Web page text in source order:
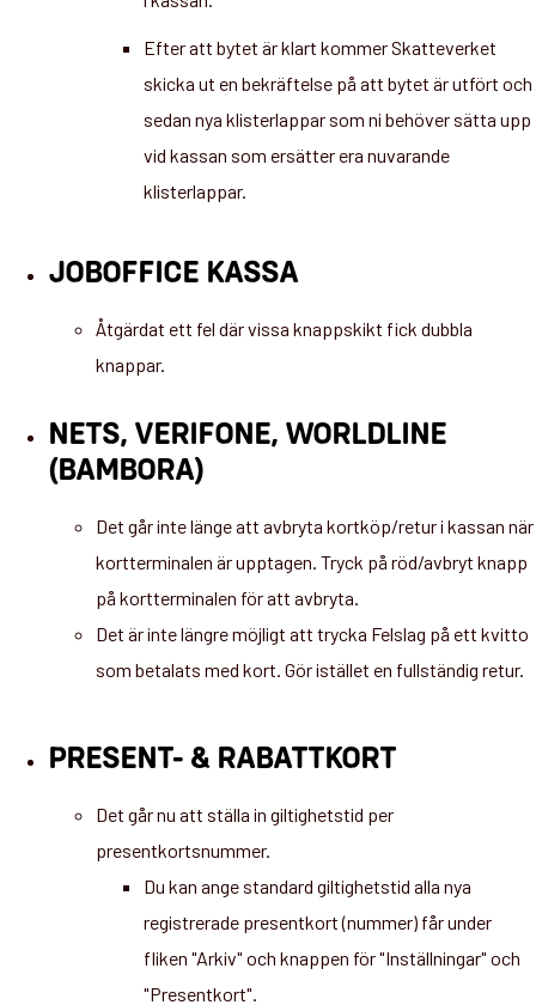
Efter att bytet är klart kommer Skatteverket
skicka ut en bekräftelse på att bytet är utfört och
sedan nya klisterlappar som ni behöver sätta upp
vid kassan som ersätter era nuvarande
klisterlappar.
JOBOFFICE KASSA
Åtgärdat ett fel där vissa knappskikt fick dubbla
knappar.
NETS, VERIFONE, WORLDLINE
(BAMBORA)
Det går inte länge att avbryta kortköp/retur i kassan när
kortterminalen är upptagen. Tryck på röd/avbryt knapp
på kortterminalen för att avbryta.
Det är inte längre möjligt att trycka Felslag på ett kvitto
som betalats med kort. Gör istället en fullständig retur.
PRESENT- & RABATTKORT
Det går nu att ställa in giltighetstid per
presentkortsnummer.
Du kan ange standard giltighetstid alla nya
registrerade presentkort (nummer) får under
fliken "Arkiv" och knappen för "Inställningar" och
"Presentkort".